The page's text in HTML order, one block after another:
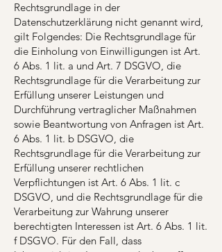
Rechtsgrundlage in der
Datenschutzerklärung nicht genannt wird,
gilt Folgendes: Die Rechtsgrundlage für
die Einholung von Einwilligungen ist Art.
6 Abs. 1 lit. a und Art. 7 DSGVO, die
Rechtsgrundlage für die Verarbeitung zur
Erfüllung unserer Leistungen und
Durchführung vertraglicher Maßnahmen
sowie Beantwortung von Anfragen ist Art.
6 Abs. 1 lit. b DSGVO, die
Rechtsgrundlage für die Verarbeitung zur
Erfüllung unserer rechtlichen
Verpflichtungen ist Art. 6 Abs. 1 lit. c
DSGVO, und die Rechtsgrundlage für die
Verarbeitung zur Wahrung unserer
berechtigten Interessen ist Art. 6 Abs. 1 lit.
f DSGVO. Für den Fall, dass